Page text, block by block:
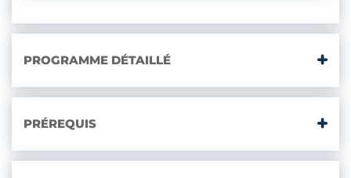
PROGRAMME DÉTAILLÉ
PRÉREQUIS